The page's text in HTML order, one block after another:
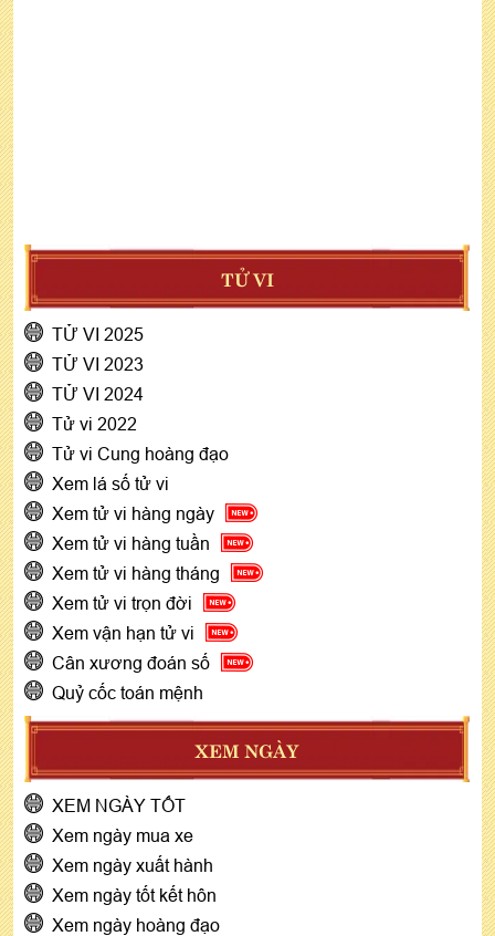
TỬ VI
TỬ VI 2025
TỬ VI 2023
TỬ VI 2024
Tử vi 2022
Tử vi Cung hoàng đạo
Xem lá số tử vi
Xem tử vi hàng ngày
Xem tử vi hàng tuần
Xem tử vi hàng tháng
Xem tử vi trọn đời
Xem vận hạn tử vi
Cân xương đoán số
Quỷ cốc toán mệnh
XEM NGÀY
XEM NGÀY TỐT
Xem ngày mua xe
Xem ngày xuất hành
Xem ngày tốt kết hôn
Xem ngày hoàng đạo